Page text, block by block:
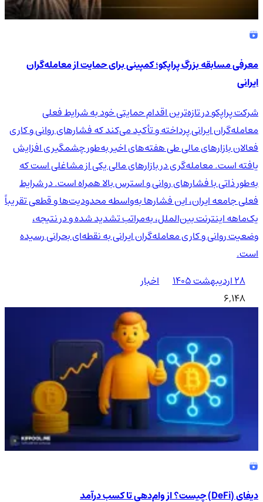
معرفی مسابقه بزرگ پراپکو؛ کمپینی برای حمایت از معامله‌گران
ایرانی
شرکت پراپکو در تازه‌ترین اقدام حمایتی خود به شرایط فعلی
معامله‌گران ایرانی پرداخته و تأکید می‌کند که فشارهای روانی و کاری
فعالان بازارهای مالی طی هفته‌های اخیر به‌طور چشمگیری افزایش
یافته است. معامله‌گری در بازارهای مالی یکی از مشاغلی است که
به‌طور ذاتی با فشارهای روانی و استرس بالا همراه است. در شرایط
فعلی جامعه ایران، این فشارها به‌واسطه محدودیت‌ها و قطعی تقریباً
یک‌ماهه اینترنت بین‌الملل، به‌مراتب تشدید شده و در نتیجه،
وضعیت روانی و کاری معامله‌گران ایرانی به نقطه‌ای بحرانی رسیده
است.
۲۸ اردیبهشت ۱۴۰۵
اخبار
6,148
دیفای (DeFi) چیست؟ از وام‌دهی تا کسب درآمد